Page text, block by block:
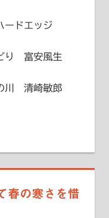
ードエッジ
り 富安風生
川 清崎敏郎
春の寒さを惜